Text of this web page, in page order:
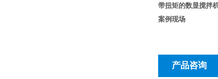
带扭矩的数显搅拌
案例现场
产品咨询